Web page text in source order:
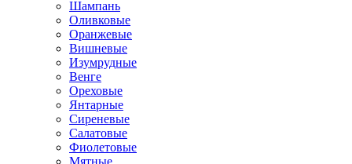
Шампань
Оливковые
Оранжевые
Вишневые
Изумрудные
Венге
Ореховые
Янтарные
Сиреневые
Салатовые
Фиолетовые
Мятные